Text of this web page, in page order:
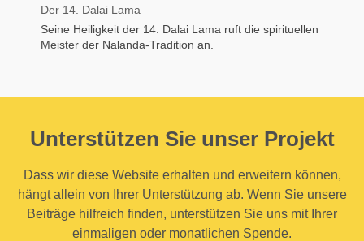
Der 14. Dalai Lama
Seine Heiligkeit der 14. Dalai Lama ruft die spirituellen
Meister der Nalanda-Tradition an.
Unterstützen Sie unser Projekt
Dass wir diese Website erhalten und erweitern können,
hängt allein von Ihrer Unterstützung ab. Wenn Sie unsere
Beiträge hilfreich finden, unterstützen Sie uns mit Ihrer
einmaligen oder monatlichen Spende.